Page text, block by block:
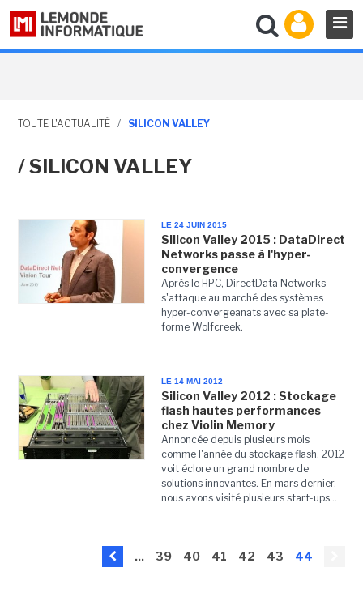
TOUTE L'ACTUALITÉ / SILICON VALLEY
/ SILICON VALLEY
LE 24 JUIN 2015
Silicon Valley 2015 : DataDirect
Networks passe à l'hyper-
convergence
Après le HPC, DirectData Networks
s'attaque au marché des systèmes
hyper-convergeanats avec sa plate-
forme Wolfcreek.
LE 14 MAI 2012
Silicon Valley 2012 : Stockage
flash hautes performances
chez Violin Memory
Annoncée depuis plusieurs mois
comme l'année du stockage flash, 2012
voit éclore un grand nombre de
solutions innovantes. En mars dernier,
nous avons visité plusieurs start-ups...
... 39 40 41 42 43 44